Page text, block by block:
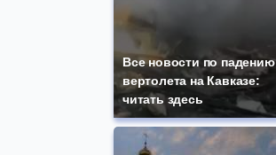
Все новости по падению
вертолета на Кавказе:
читать здесь